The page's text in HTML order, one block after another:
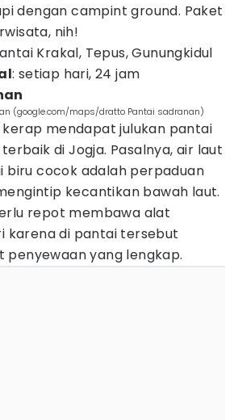
dengan campint ground. Paket
nih!
Krakal, Tepus, Gunungkidul
: setiap hari, 24 jam
(google.com/maps/dratto Pantai sadranan)
kerap mendapat julukan pantai
di Jogja. Pasalnya, air laut
biru cocok adalah perpaduan
kecantikan bawah laut.
repot membawa alat
karena di pantai tersebut
yang lengkap.